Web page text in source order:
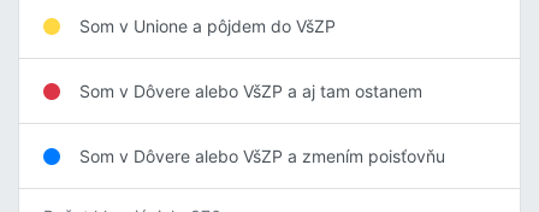
Som v Unione a pôjdem do VšZP
Som v Dôvere alebo VšZP a aj tam ostanem
Som v Dôvere alebo VšZP a zmením poisťovňu